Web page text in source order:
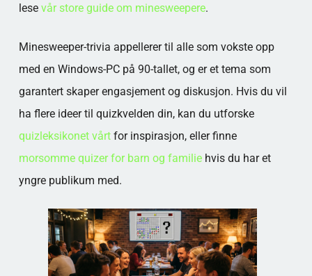
lese vår store guide om minesweepere.
Minesweeper-trivia appellerer til alle som vokste opp
med en Windows-PC på 90-tallet, og er et tema som
garantert skaper engasjement og diskusjon. Hvis du vil
ha flere ideer til quizkvelden din, kan du utforske
quizleksikonet vårtfor inspirasjon, eller finne
morsomme quizer for barn og familiehvis du har et
yngre publikum med.